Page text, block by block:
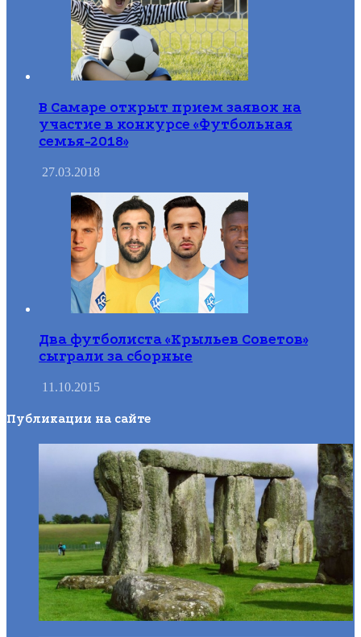
В Самаре открыт прием заявок на
участие в конкурсе «Футбольная
семья-2018»
27.03.2018
Два футболиста «Крыльев Советов»
сыграли за сборные
11.10.2015
Публикации на сайте